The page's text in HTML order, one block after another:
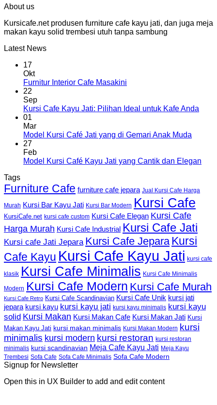
About us
Kursicafe.net produsen furniture cafe kayu jati, dan juga meja
makan kayu solid trembesi utuh tanpa sambung
Latest News
17
Okt
Furnitur Interior Cafe Masakini
22
Sep
Kursi Cafe Kayu Jati: Pilihan Ideal untuk Kafe Anda
01
Mar
Model Kursi Café Jati yang di Gemari Anak Muda
27
Feb
Model Kursi Café Kayu Jati yang Cantik dan Elegan
Tags
Furniture Cafe furniture cafe jepara Jual Kursi Cafe Harga
Murah Kursi Bar Kayu Jati Kursi Bar Modern Kursi Cafe
KursiCafe.net kursi cafe custom Kursi Cafe Elegan Kursi Cafe
Harga Murah Kursi Cafe Industrial Kursi Cafe Jati
Kursi cafe Jati Jepara Kursi Cafe Jepara Kursi
Cafe Kayu Kursi Cafe Kayu Jati kursi cafe
klasik Kursi Cafe Minimalis Kursi Cafe Minimalis
Modern Kursi Cafe Modern Kursi Cafe Murah
Kursi Cafe Retro Kursi Cafe Scandinavian Kursi Cafe Unik kursi jati
jepara kursi kayu kursi kayu jati kursi kayu minimalis kursi kayu
solid Kursi Makan Kursi Makan Cafe Kursi Makan Jati Kursi
Makan Kayu Jati kursi makan minimalis Kursi Makan Modern kursi
minimalis kursi modern kursi restoran kursi restoran
minimalis kursi scandinavian Meja Cafe Kayu Jati Meja Kayu
Trembesi Sofa Cafe Sofa Cafe Minimalis Sofa Cafe Modern
Signup for Newsletter
Open this in UX Builder to add and edit content